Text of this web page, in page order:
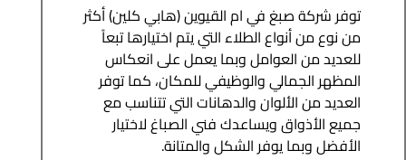
توفر شركة صبغ في ام القيوين (هابي كلين) أكثر
من نوع من أنواع الطلاء التي يتم اختيارها تبعاً
للعديد من العوامل وبما يعمل على انعكاس
المظهر الجمالي والوظيفي للمكان، كما توفر
العديد من الألوان والدهانات التي تتناسب مع
جميع الأذواق ويساعدك فني الصباغ لاختيار
الأفضل وبما يوفر الشكل والمتانة.